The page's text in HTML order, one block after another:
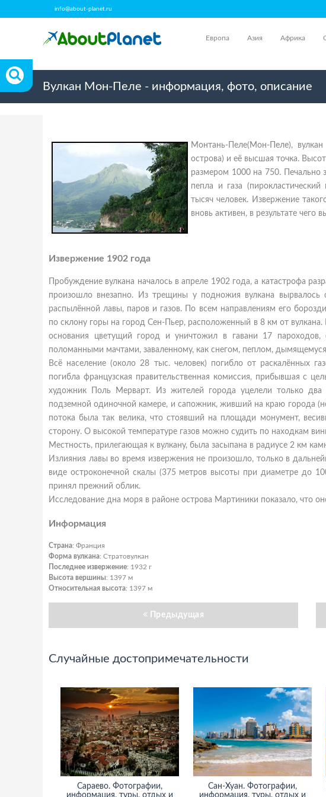
info@about-planet.ru
Европа Азия Африка
Вулкан Мон-Пеле - информация, фото, описание
Монтань-Пеле(Мон-Пеле),
острова) и её высшая точка.
размером 1000 на 750. Печально
пепла и газа
тысяч человек. Извержение
вновь активен, в результате
Извержение 1902 года
Пробуждение вулкана началось в апреле 1902 года, а катастрофа
произошло внезапно. Из трещины у подножия вулкана вырвалось
распылённой лавы, паров и газов. По всем направлениям его
по склону горы на город Сен-Пьер, расположенный в 8 км от
основания цветущий город и уничтожил в гавани 17
поломанными мачтами, заваленному, как снегом, пеплом,
Всё население (около 28 тыс. человек) погибло от раскалённых
погибла французская правительственная комиссия, прибывшая с
художник Поль Мерварт. Из жителей города уцелели только
подземной одиночной камере, и сапожник, живший на краю города
потока была так велика, что стоявший на площади монумент,
сторону. О высокой температуре газов можно судить по находкам
Местность, прилегающая к вулкану, была засыпана в радиусе 2 км
Излияния лавы во время извержения не произошло, только в
виде остроконечной скалы (375 метров высоты при диаметре до
принял прежний облик.
Исследование дна моря в районе острова Мартиники показало, что
Информация
Страна: Франция
Форма вулкана: Стратовулкан
Последнее извержение: 1932 г
Высота вершины: 1397 м
Относительная высота: 1397 м
Предыдущая
Случайные достопримечательности
Сараево. Фотографии,
информация, туры, отдых и
Сан-Хуан. Фотографии,
информация, туры, отдых и